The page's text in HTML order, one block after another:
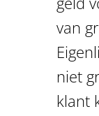
van
niet
klant